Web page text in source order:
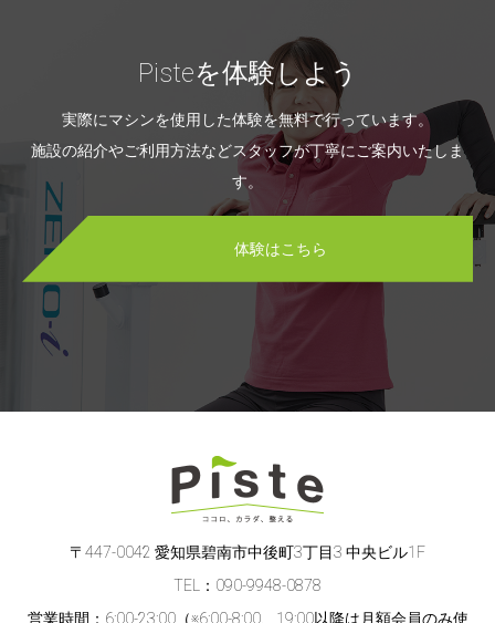
Pisteを体験しよう
実際にマシンを使用した体験を無料で行っています。
施設の紹介やご利用方法などスタッフが丁寧にご案内いたしま
す。
体験はこちら
〒447-0042 愛知県碧南市中後町3丁目3 中央ビル1F
TEL：090-9948-0878
営業時間：6:00-23:00（※6:00-8:00、19:00以降は月額会員のみ使